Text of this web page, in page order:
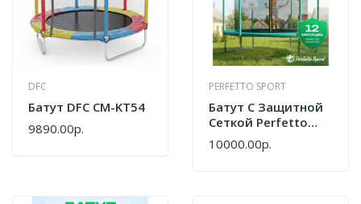
DFC
Батут DFC CM-KT54
9890.00р.
PERFETTO SPORT
Батут С Защитной
Сеткой Perfetto
Sport ACTIVITY GRID
INSIDE 10" Диаметр
10000.00р.